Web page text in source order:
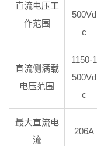
直流电压工
作范围
500Vd
c
直流侧满载
电压范围
1150-1
500Vd
c
最大直流电
流
206A